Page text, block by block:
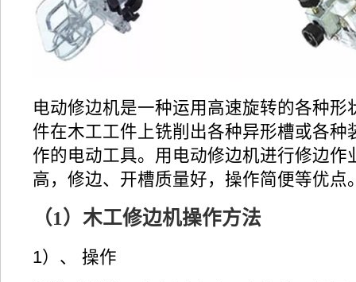
电动修边机是一种运用高速旋转的各种形
件在木工工件上铣削出各种异形槽或各种
作的电动工具。用电动修边机进行修边作
高，修边、开槽质量好，操作简便等优点
（1）木工修边机操作方法
1）、 操作